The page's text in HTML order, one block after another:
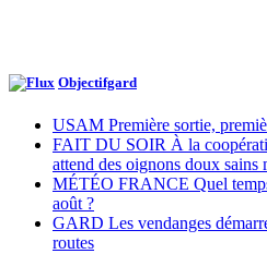
Objectifgard
USAM Première sortie,
FAIT DU SOIR À la
attend des oignons doux sains
MÉTÉO FRANCE Quel
août ?
GARD Les vendanges
routes